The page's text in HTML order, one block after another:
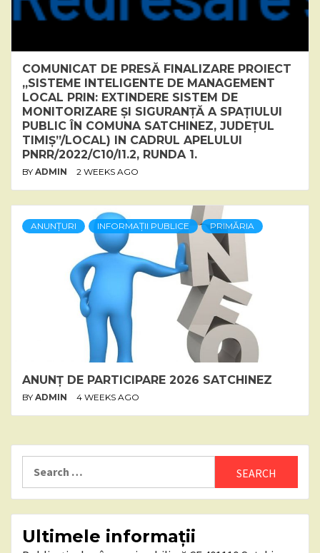
COMUNICAT DE PRESĂ FINALIZARE PROIECT
„SISTEME INTELIGENTE DE MANAGEMENT
LOCAL PRIN: EXTINDERE SISTEM DE
MONITORIZARE ȘI SIGURANȚĂ A SPAȚIULUI
PUBLIC ÎN COMUNA SATCHINEZ, JUDEȚUL
TIMIȘ”/LOCAL) IN CADRUL APELULUI
PNRR/2022/C10/I1.2, RUNDA 1.
BY ADMIN 2 WEEKS AGO
ANUNȚURI INFORMAȚII PUBLICE PRIMĂRIA
ANUNȚ DE PARTICIPARE 2026 SATCHINEZ
BY ADMIN 4 WEEKS AGO
for:
Ultimele informații